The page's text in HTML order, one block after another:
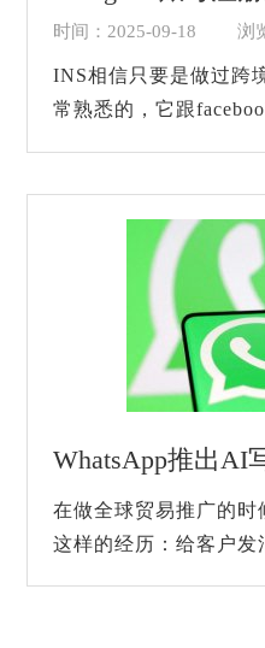
时间：2025-09-18 浏
INS相信只要是做过跨
常熟悉的，它跟
在做全球贸易推广的时
这样的经历：给客户发